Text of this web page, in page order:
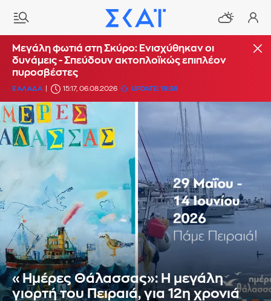
Μεγάλη φωτιά στη Σκύρο: Ενισχύθηκαν οι
δυνάμεις - Σπεύδουν ακτοπλοϊκώς επιπλέον
πυροσβέστες
ΕΛΛΑΔΑ 15:17, 06.08.2026 UPDATE: 19:38
«Ημέρες Θάλασσας»: Η μεγάλη
γιορτή του Πειραιά, για 12η χρονιά